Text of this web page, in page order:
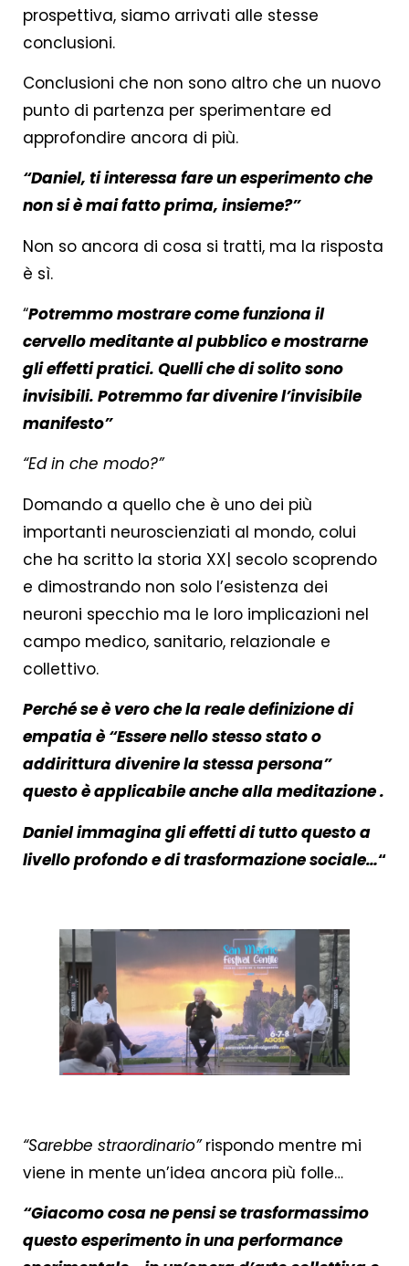
prospettiva, siamo arrivati alle stesse
conclusioni.
Conclusioni che non sono altro che un nuovo
punto di partenza per sperimentare ed
approfondire ancora di più.
“Daniel, ti interessa fare un esperimento che
non si è mai fatto prima, insieme?”
Non so ancora di cosa si tratti, ma la risposta
è sì.
“Potremmo mostrare come funziona il
cervello meditante al pubblico e mostrarne
gli effetti pratici. Quelli che di solito sono
invisibili. Potremmo far divenire l’invisibile
manifesto”
“Ed in che modo?”
Domando a quello che è uno dei più
importanti neuroscienziati al mondo, colui
che ha scritto la storia XX| secolo scoprendo
e dimostrando non solo l’esistenza dei
neuroni specchio ma le loro implicazioni nel
campo medico, sanitario, relazionale e
collettivo.
Perché se è vero che la reale definizione di
empatia è “Essere nello stesso stato o
addirittura divenire la stessa persona”
questo è applicabile anche alla meditazione .
Daniel immagina gli effetti di tutto questo a
livello profondo e di trasformazione sociale…“
“Sarebbe straordinario”rispondo mentre mi
viene in mente un’idea ancora più folle…
“Giacomo cosa ne pensi se trasformassimo
questo esperimento in una performance